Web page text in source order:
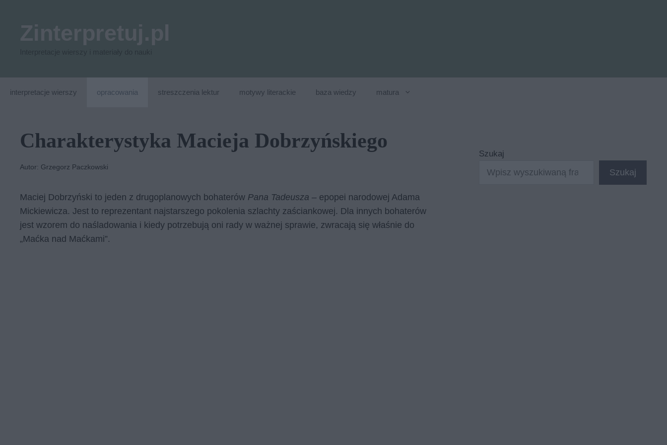
interpretacje wierszy opracowania streszczenia lektur motywy literackie baza wiedzy matura
Charakterystyka Macieja Dobrzyńskiego
Autor: Grzegorz Paczkowski
Maciej Dobrzyński to jeden z drugoplanowych bohaterów Pana Tadeusza – epopei narodowej Adama
Mickiewicza. Jest to reprezentant najstarszego pokolenia szlachty zaściankowej. Dla innych bohaterów
jest wzorem do naśladowania i kiedy potrzebują oni rady w ważnej sprawie, zwracają się właśnie do
„Maćka nad Maćkami”.
Szukaj
Szukaj